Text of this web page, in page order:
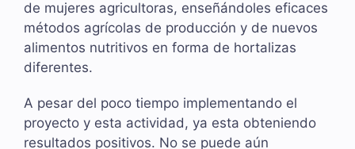
de mujeres agricultoras, enseñándoles eficaces
métodos agrícolas de producción y de nuevos
alimentos nutritivos en forma de hortalizas
diferentes.
A pesar del poco tiempo implementando el
proyecto y esta actividad, ya esta obteniendo
resultados positivos. No se puede aún